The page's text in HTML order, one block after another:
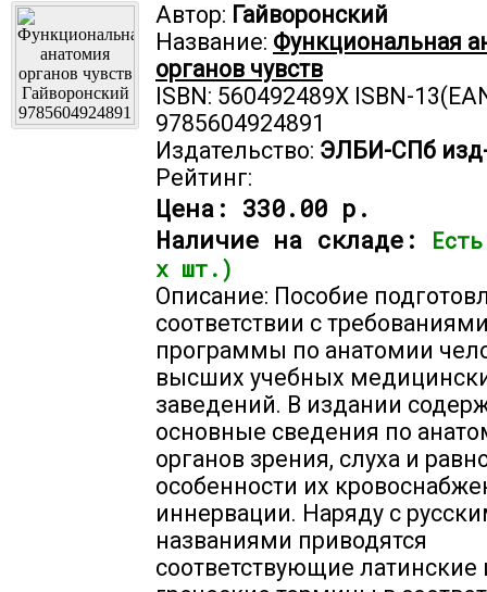
Автор: Гайворонский
Название: Функциональная
органов чувств
ISBN: 560492489X ISBN-
9785604924891
Издательство: ЭЛБИ-СПб
Рейтинг:
Цена: 330.00 р.
Наличие на складе:
х шт.)
Описание: Пособие
соответствии с
программы по анатомии
высших учебных
заведений. В издании
основные сведения по
органов зрения, слуха и
особенности их
иннервации. Наряду с
названиями приводятся
соответствующие латинские